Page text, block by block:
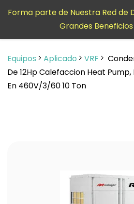
contenido
Equipos Aplicado VRF
De 12Hp Calefaccion Heat
En 460V/3/60 10 Ton
Forma parte de Nuestra Red de
Grandes Beneficios